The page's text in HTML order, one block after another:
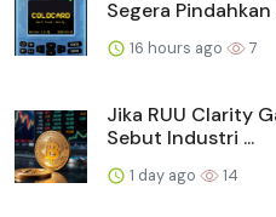
Segera Pindahkan
16 hours ago 7
Jika RUU Clarity
Sebut Industri ...
1 day ago 14